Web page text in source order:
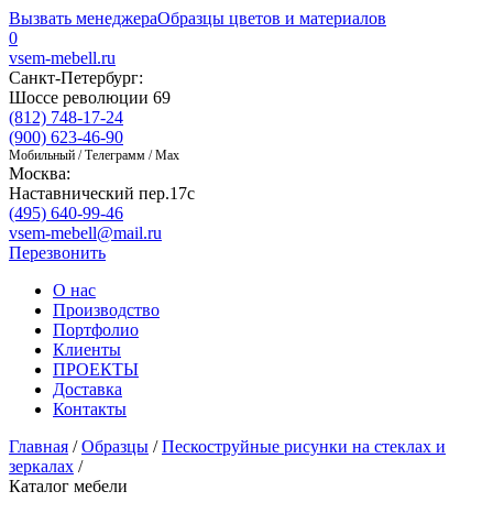
Вызвать менеджераОбразцы цветов и материалов
0
vsem-mebell.ru
Санкт-Петербург:
Шоссе революции 69
(812) 748-17-24
(900) 623-46-90
Мобильный / Телеграмм / Max
Москва:
Наставнический пер.17с
(495) 640-99-46
vsem-mebell@mail.ru
Перезвонить
О нас
Производство
Портфолио
Клиенты
ПРОЕКТЫ
Доставка
Контакты
Главная /Образцы /Пескоструйные рисунки на стеклах и
зеркалах /
Каталог мебели